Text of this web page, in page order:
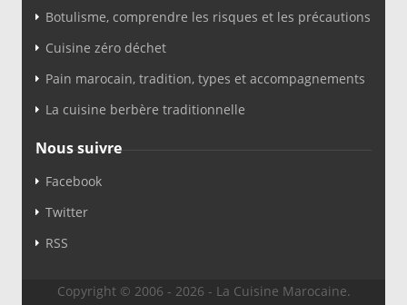
Botulisme, comprendre les risques et les précautions
Cuisine zéro déchet
Pain marocain, tradition, types et accompagnements
La cuisine berbère traditionnelle
Nous suivre
Facebook
Twitter
RSS
Copyright © 2006 - 2026 - La Cuisine Marocaine.